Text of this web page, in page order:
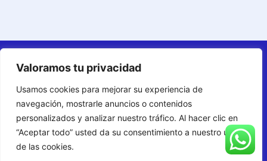
Valoramos tu privacidad
Usamos cookies para mejorar su experiencia de
navegación, mostrarle anuncios o contenidos
personalizados y analizar nuestro tráfico. Al hacer clic en
“Aceptar todo” usted da su consentimiento a nuestro uso
de las cookies.
Afiliados
Términos y Condiciones
Política de Cookies
Política de Privacidad